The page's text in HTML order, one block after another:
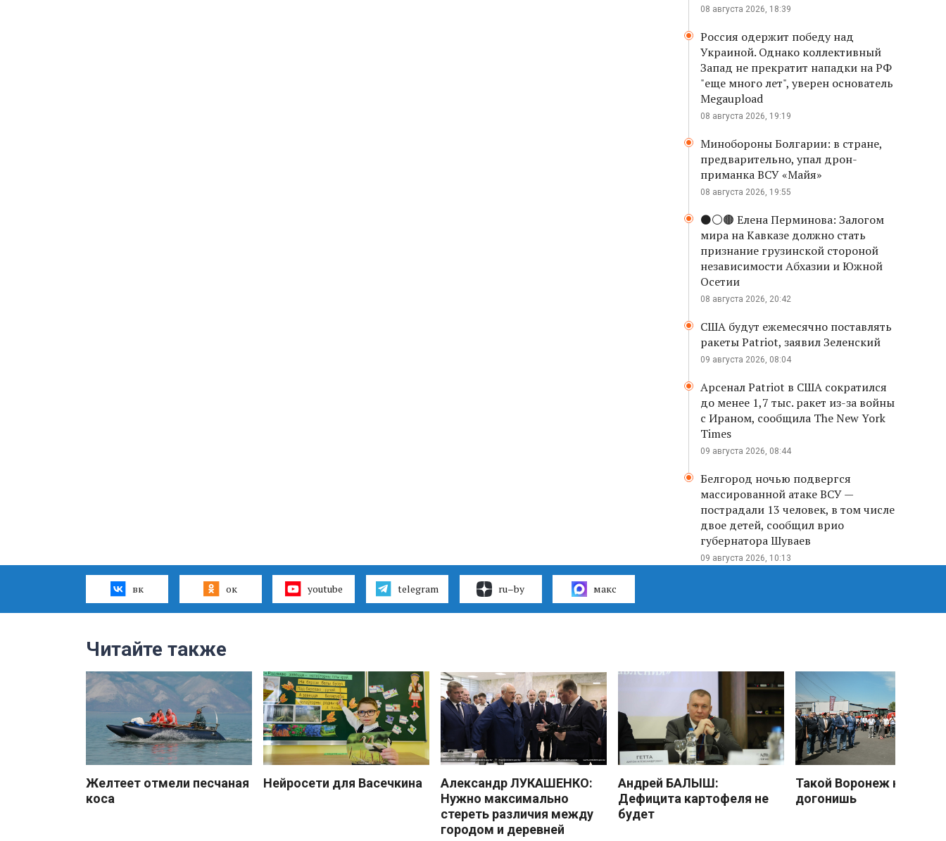
08 августа 2026, 18:39
Россия одержит победу над
Украиной. Однако коллективный
Запад не прекратит нападки на РФ
"еще много лет", уверен основатель
Megaupload
08 августа 2026, 19:19
Минобороны Болгарии: в стране,
предварительно, упал дрон-
приманка ВСУ «Майя»
08 августа 2026, 19:55
⚫️⚪️🟤 Елена Перминова: Залогом
мира на Кавказе должно стать
признание грузинской стороной
независимости Абхазии и Южной
Осетии
08 августа 2026, 20:42
США будут ежемесячно поставлять
ракеты Patriot, заявил Зеленский
09 августа 2026, 08:04
Арсенал Patriot в США сократился
до менее 1,7 тыс. ракет из-за войны
с Ираном, сообщила The New York
Times
09 августа 2026, 08:44
Белгород ночью подвергся
массированной атаке ВСУ —
пострадали 13 человек, в том числе
двое детей, сообщил врио
губернатора Шуваев
09 августа 2026, 10:13
вк ок youtube telegram ru–by макс
Читайте также
Желтеет отмели песчаная
коса
Нейросети для Васечкина
Александр ЛУКАШЕНКО:
Нужно максимально
стереть различия между
городом и деревней
Андрей БАЛЫШ:
Дефицита картофеля не
будет
Такой Воронеж не
догонишь